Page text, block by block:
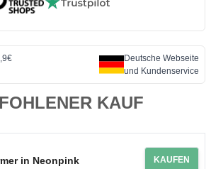
Deutsche Webseite
und Kundenservice
KAUF
in Neonpink
KAUFEN